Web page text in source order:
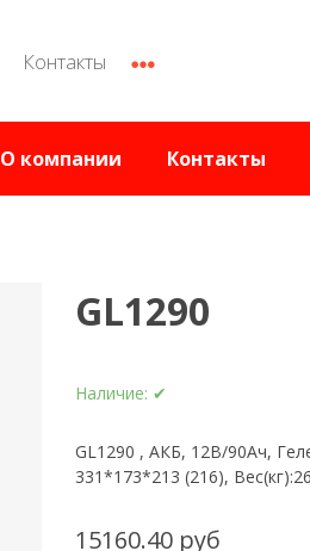
Контакты
О компании Контакты
GL1290
Наличие: ✔
GL1290 , АКБ, 12В/90Ач,
331*173*213 (216),
15160.40 руб